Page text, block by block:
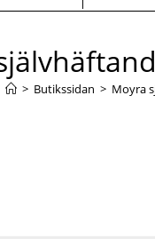
> Butikssidan > Moyra